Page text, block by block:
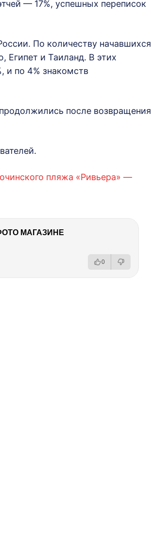
— 17%, успешных переписок
По количеству начавшихся
Египет и Таиланд. В этих
и по 4% знакомств
после возвращения
пляжа «Ривьера» —
МАГАЗИНЕ
0